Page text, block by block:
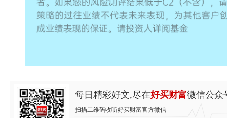
每日精彩好文,尽在好买财富微信公众
扫描二维码收听好买财富官方微信